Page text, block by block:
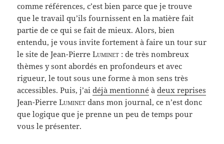
comme références, c’est bien parce que je trouve
que le travail qu’ils fournissent en la matière fait
partie de ce qui se fait de mieux. Alors, bien
entendu, je vous invite fortement à faire un tour sur
le site de Jean-PierreLuminet : de très nombreux
thèmes y sont abordés en profondeurs et avec
rigueur, le tout sous une forme à mon sens très
accessibles. Puis, j’aidéjà mentionné àdeux reprises
Jean-PierreLuminet dans mon journal, ce n’est donc
que logique que je prenne un peu de temps pour
vous le présenter.